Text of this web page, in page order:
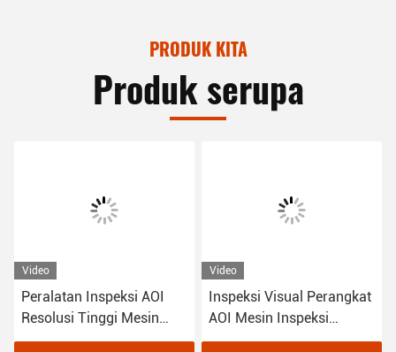
PRODUK KITA
Produk serupa
Inspeksi Visual Perangkat
AOI Mesin Inspeksi
Otomatis Optik
OEM Produsen
Inspeksi AOI Presisi
Tinggi